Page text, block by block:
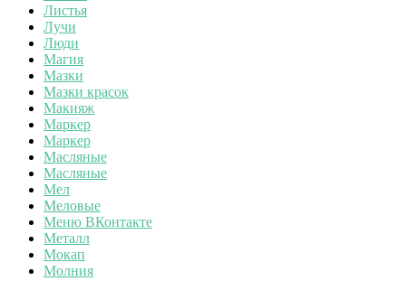
Листья
Лучи
Люди
Магия
Мазки
Мазки красок
Макияж
Маркер
Маркер
Масляные
Масляные
Мел
Меловые
Меню ВКонтакте
Металл
Мокап
Молния